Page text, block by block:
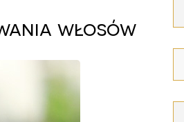
włosów